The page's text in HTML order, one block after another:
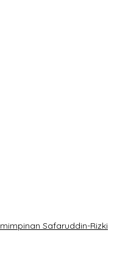
Safaruddin-Rizki